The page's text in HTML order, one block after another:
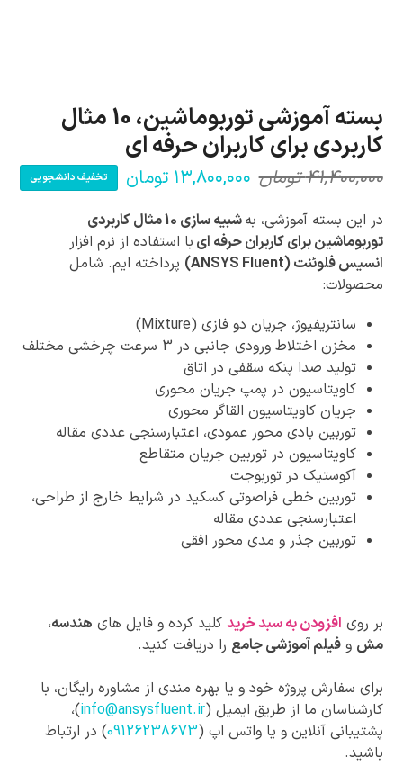
بسته آموزشی توربوماشین، 10 مثال
کاربردی برای کاربران حرفه ای
۴۱,۴۰۰,۰۰۰ تومان
قیمت
اصلی:
۴۱,۴۰۰,۰۰۰ تومان
بود.
۱۳,۸۰۰,۰۰۰ تومان
قیمت
فعلی:
۱۳,۸۰۰,۰۰۰ تومان.
تخفیف دانشجویی
در این بسته آموزشی، به
شبیه سازی 10 مثال کاربردی
توربوماشین برای کاربران حرفه ای با استفاده از نرم افزار
انسیس فلوئنت (ANSYS Fluent)
پرداخته ایم. شامل
محصولات:
سانتریفیوژ، جریان دو فازی (Mixture)
مخزن اختلاط ورودی جانبی در 3 سرعت چرخشی مختلف
تولید صدا پنکه سقفی در اتاق
کاویتاسیون در پمپ جریان محوری
جریان کاویتاسیون القاگر محوری
توربین بادی محور عمودی، اعتبارسنجی عددی مقاله
کاویتاسیون در توربین جریان متقاطع
آکوستیک در توربوجت
توربین خطی فراصوتی کسکید در شرایط خارج از طراحی،
اعتبارسنجی عددی مقاله
توربین جذر و مدی محور افقی
بر روی افزودن به سبد خرید کلید کرده و فایل های هندسه،
مش وفیلم آموزشی جامع را دریافت کنید.
برای سفارش پروژه خود و یا بهره مندی از مشاوره رایگان، با
کارشناسان ما از طریق ایمیل (info@ansysfluent.ir)،
پشتیبانی آنلاین و یا واتس اپ (09126238673) در ارتباط
باشید.